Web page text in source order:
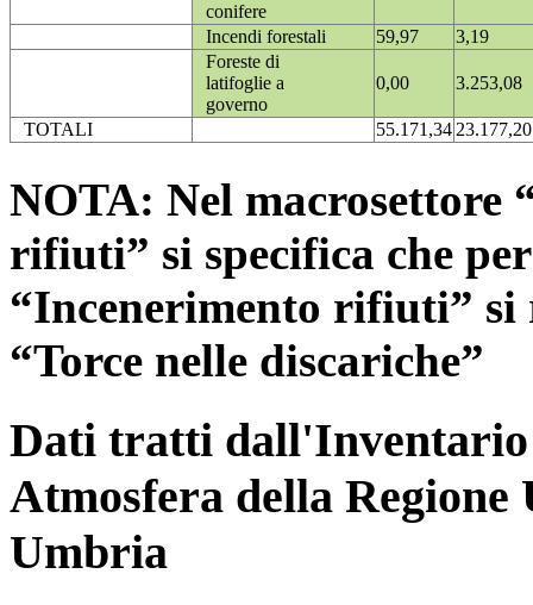
conifere
Incendi forestali 59,97
3,19
Foreste di
latifoglie a
governo
0,00 3.253,08
TOTALI 55.171,3423.177,20
NOTA: Nel macrosettore
rifiuti” si specifica che
“Incenerimento rifiuti”
“Torce nelle discariche”
Dati tratti dall'Inventario
Atmosfera della
Umbria